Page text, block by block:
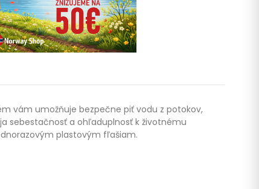
vám umožňuje bezpečne piť vodu z potokov,
sebestačnosť a ohľaduplnosť k životnému
plastovým fľašiam.